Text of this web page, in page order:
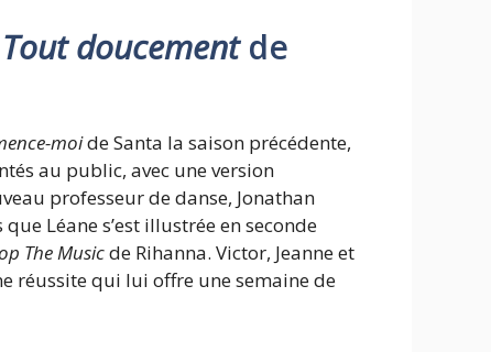
Tout doucementde
moide Santa la saison précédente,
au public, avec une version
professeur de danse, Jonathan
Léane s’est illustrée en seconde
The Musicde Rihanna. Victor, Jeanne et
réussite qui lui offre une semaine de